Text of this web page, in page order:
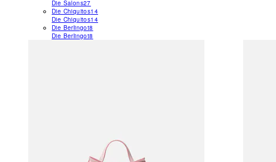
Die Salons27
Die Chiquitos14
Die Chiquitos14
Die Berlingot8
Die Berlingot8